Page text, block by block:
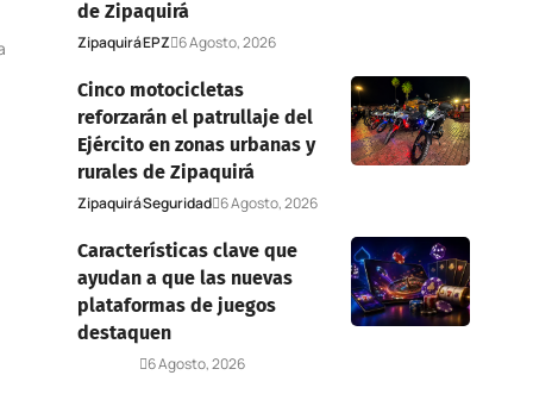
de Zipaquirá
ZipaquiráEPZ 6 Agosto, 2026
Cinco motocicletas
reforzarán el patrullaje del
Ejército en zonas urbanas y
rurales de Zipaquirá
ZipaquiráSeguridad 6 Agosto, 2026
Características clave que
ayudan a que las nuevas
plataformas de juegos
destaquen
6 Agosto, 2026